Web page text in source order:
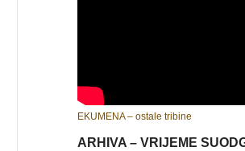
EKUMENA – ostale tribine
ARHIVA – VRIJEME